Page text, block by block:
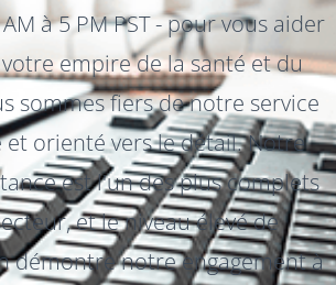
à 5 PM PST - pour vous aider
empire de la santé et du
sommes fiers de notre service
et orienté vers le détail. Notre
est l'un des plus complets
et le niveau élevé de
démontre notre engagement à